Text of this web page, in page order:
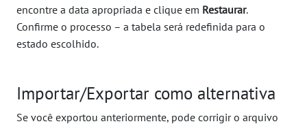
encontre a data apropriada e clique em Restaurar.
Confirme o processo – a tabela será redefinida para o
estado escolhido.
Importar/Exportar como alternativa
Se você exportou anteriormente, pode corrigir o arquivo